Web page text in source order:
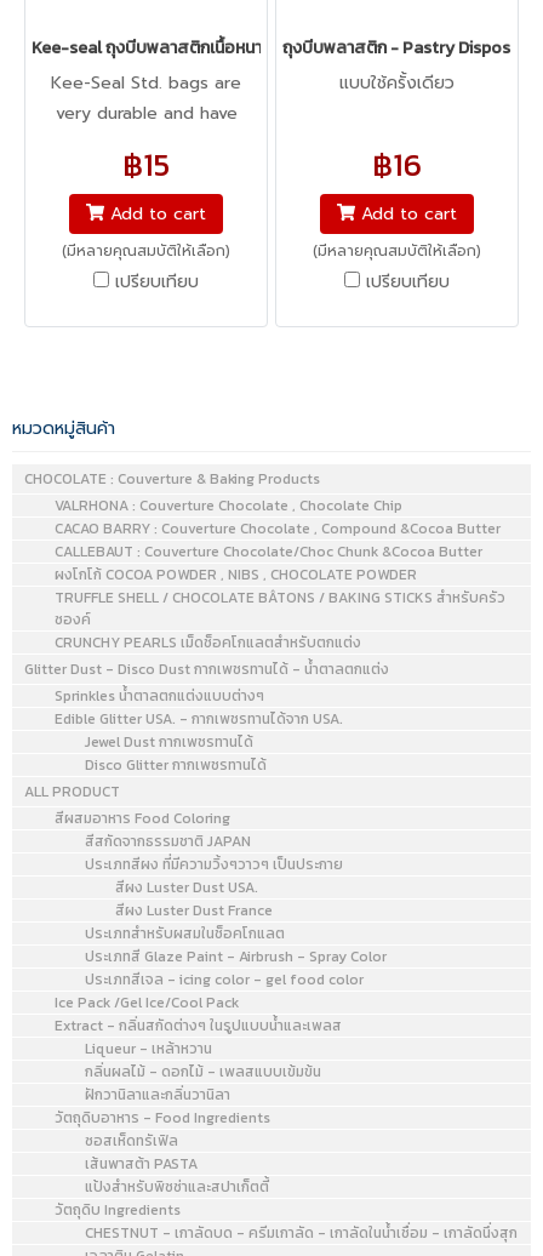
Kee-seal ถุงบีบพลาสติกเนื้อหนา18 นิ้ว - Kee-seal Ultra Blue
Kee-Seal Std. bags are
very durable and have
breakage. For Professional
use. Sweden.
฿15
Add to cart
(มีหลายคุณสมบัติให้เลือก)
เปรียบเทียบ
ถุงบีบพลาสติก - Pastry Disposal
แบบใช้ครั้งเดียว
฿16
Add to cart
(มีหลายคุณสมบัติให้เลือก)
เปรียบเทียบ
หมวดหมู่สินค้า
CHOCOLATE : Couverture & Baking Products
VALRHONA : Couverture Chocolate , Chocolate Chip
CACAO BARRY : Couverture Chocolate , Compound &Cocoa Butter
CALLEBAUT : Couverture Chocolate/Choc Chunk &Cocoa Butter
ผงโกโก้ COCOA POWDER , NIBS , CHOCOLATE POWDER
TRUFFLE SHELL / CHOCOLATE BÂTONS / BAKING STICKS สำหรับครัว
ซองค์
CRUNCHY PEARLS เม็ดช็อคโกแลตสำหรับตกแต่ง
Glitter Dust - Disco Dust กากเพชรทานได้ - น้ำตาลตกแต่ง
Sprinkles น้ำตาลตกแต่งแบบต่างๆ
Edible Glitter USA. - กากเพชรทานได้จาก USA.
Jewel Dust กากเพชรทานได้
Disco Glitter กากเพชรทานได้
ALL PRODUCT
สีผสมอาหาร Food Coloring
สีสกัดจากธรรมชาติ JAPAN
ประเภทสีผง ที่มีความวิ้งๆวาวๆ เป็นประกาย
สีผง Luster Dust USA.
สีผง Luster Dust France
ประเภทสำหรับผสมในช็อคโกแลต
ประเภทสี Glaze Paint - Airbrush - Spray Color
ประเภทสีเจล - icing color - gel food color
Ice Pack /Gel Ice/Cool Pack
Extract - กลิ่นสกัดต่างๆ ในรูปแบบน้ำและเพลส
Liqueur - เหล้าหวาน
กลิ่นผลไม้ - ดอกไม้ - เพลสแบบเข้มข้น
ฝักวานิลาและกลิ่นวานิลา
วัตถุดิบอาหาร - Food Ingredients
ซอสเห็ดทรัเฟิล
เส้นพาสต้า PASTA
แป้งสำหรับพิซซ่าและสปาเก็ตตี้
วัตถุดิบ Ingredients
CHESTNUT - เกาลัดบด - ครีมเกาลัด - เกาลัดในน้ำเชื่อม - เกาลัดนึ่งสุก